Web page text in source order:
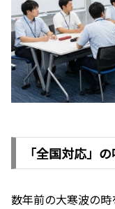
「全国対応」
数年前の大寒波の